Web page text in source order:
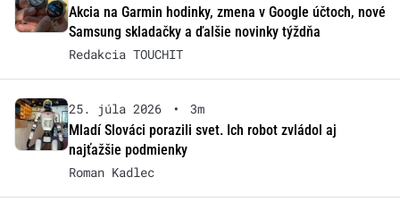
Akcia na Garmin hodinky, zmena v Google účtoch, nové
Samsung skladačky a ďalšie novinky týždňa
Redakcia TOUCHIT
25. júla 2026 •
3m
Mladí Slováci porazili svet. Ich robot zvládol aj
najťažšie podmienky
Roman Kadlec